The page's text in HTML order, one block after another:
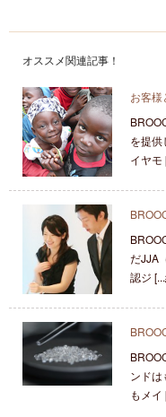
オススメ関連記事！
お客様
を提
イヤモ
だJJA
認ジ
ンド
もメ